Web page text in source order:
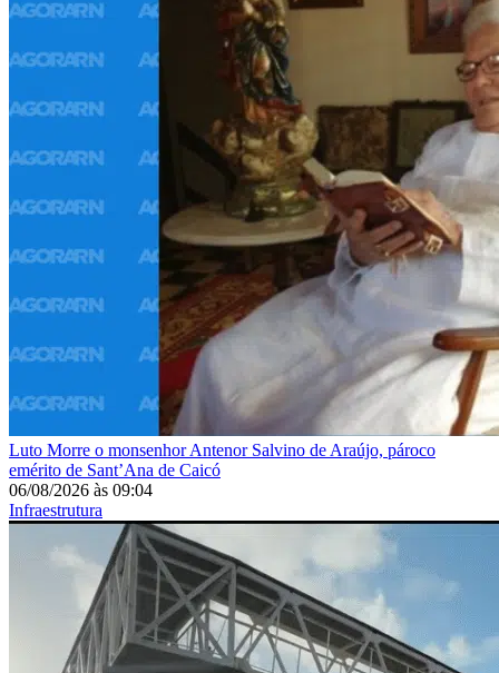
Luto Morre o monsenhor Antenor Salvino de Araújo, pároco
emérito de Sant’Ana de Caicó
06/08/2026 às 09:04
Infraestrutura